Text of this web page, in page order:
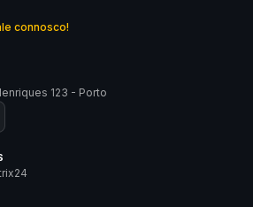
connosco!
123 - Porto